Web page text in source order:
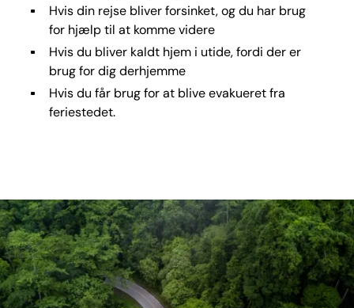
Hvis din rejse bliver forsinket, og du har brug
for hjælp til at komme videre
Hvis du bliver kaldt hjem i utide, fordi der er
brug for dig derhjemme
Hvis du får brug for at blive evakueret fra
feriestedet.